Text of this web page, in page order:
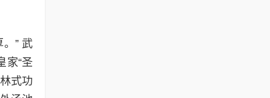
” 武
家“圣
式功